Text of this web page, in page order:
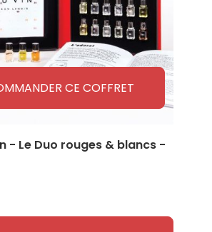
CE COFFRET
- Le Duo rouges & blancs -